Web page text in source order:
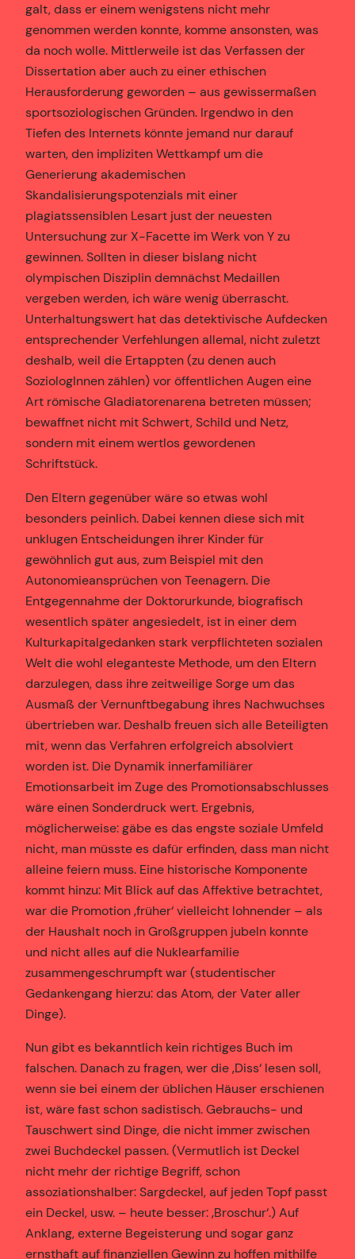
galt, dass er einem wenigstens nicht mehr
genommen werden konnte, komme ansonsten, was
da noch wolle. Mittlerweile ist das Verfassen der
Dissertation aber auch zu einer ethischen
Herausforderung geworden – aus gewissermaßen
sportsoziologischen Gründen. Irgendwo in den
Tiefen des Internets könnte jemand nur darauf
warten, den impliziten Wettkampf um die
Generierung akademischen
Skandalisierungspotenzials mit einer
plagiatssensiblen Lesart just der neuesten
Untersuchung zur X-Facette im Werk von Y zu
gewinnen. Sollten in dieser bislang nicht
olympischen Disziplin demnächst Medaillen
vergeben werden, ich wäre wenig überrascht.
Unterhaltungswert hat das detektivische Aufdecken
entsprechender Verfehlungen allemal, nicht zuletzt
deshalb, weil die Ertappten (zu denen auch
SoziologInnen zählen) vor öffentlichen Augen eine
Art römische Gladiatorenarena betreten müssen;
bewaffnet nicht mit Schwert, Schild und Netz,
sondern mit einem wertlos gewordenen
Schriftstück.
Den Eltern gegenüber wäre so etwas wohl
besonders peinlich. Dabei kennen diese sich mit
unklugen Entscheidungen ihrer Kinder für
gewöhnlich gut aus, zum Beispiel mit den
Autonomieansprüchen von Teenagern. Die
Entgegennahme der Doktorurkunde, biografisch
wesentlich später angesiedelt, ist in einer dem
Kulturkapitalgedanken stark verpflichteten sozialen
Welt die wohl eleganteste Methode, um den Eltern
darzulegen, dass ihre zeitweilige Sorge um das
Ausmaß der Vernunftbegabung ihres Nachwuchses
übertrieben war. Deshalb freuen sich alle Beteiligten
mit, wenn das Verfahren erfolgreich absolviert
worden ist. Die Dynamik innerfamiliärer
Emotionsarbeit im Zuge des Promotionsabschlusses
wäre einen Sonderdruck wert. Ergebnis,
möglicherweise: gäbe es das engste soziale Umfeld
nicht, man müsste es dafür erfinden, dass man nicht
alleine feiern muss. Eine historische Komponente
kommt hinzu: Mit Blick auf das Affektive betrachtet,
war die Promotion ‚früher‘ vielleicht lohnender – als
der Haushalt noch in Großgruppen jubeln konnte
und nicht alles auf die Nuklearfamilie
zusammengeschrumpft war (studentischer
Gedankengang hierzu: das Atom, der Vater aller
Dinge).
Nun gibt es bekanntlich kein richtiges Buch im
falschen. Danach zu fragen, wer die ‚Diss‘ lesen soll,
wenn sie bei einem der üblichen Häuser erschienen
ist, wäre fast schon sadistisch. Gebrauchs- und
Tauschwert sind Dinge, die nicht immer zwischen
zwei Buchdeckel passen. (Vermutlich ist Deckel
nicht mehr der richtige Begriff, schon
assoziationshalber: Sargdeckel, auf jeden Topf passt
ein Deckel, usw. – heute besser: ‚Broschur‘.) Auf
Anklang, externe Begeisterung und sogar ganz
ernsthaft auf finanziellen Gewinn zu hoffen mithilfe